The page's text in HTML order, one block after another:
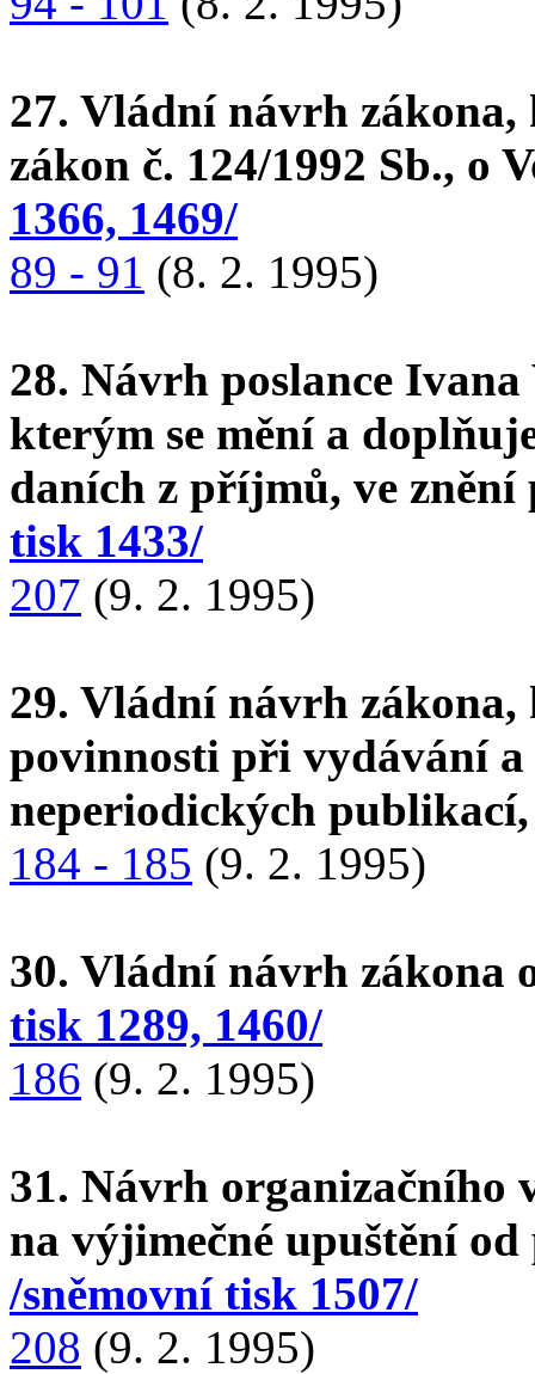
27. Vládní návrh
zákon č. 124/1992 Sb., o
1366, 1469/
89 - 91 (8. 2. 1995)
28. Návrh poslance
kterým se mění a
daních z příjmů, ve
tisk 1433/
207 (9. 2. 1995)
29. Vládní návrh zákona,
povinnosti při vydávání a
neperiodických
184 - 185 (9. 2. 1995)
30. Vládní návrh zákona
tisk 1289, 1460/
186 (9. 2. 1995)
31. Návrh organizačního
na výjimečné upuštění
/sněmovní tisk 1507/
208 (9. 2. 1995)